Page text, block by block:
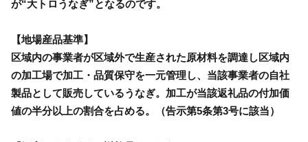
が“大トロうなぎ”となるのです。
【地場産品基準】
区域内の事業者が区域外で生産された原材料を調達し区域内
の加工場で加工・品質保守を一元管理し、当該事業者の自社
製品として販売しているうなぎ。加工が当該返礼品の付加価
値の半分以上の割合を占める。（告示第5条第3号に該当）